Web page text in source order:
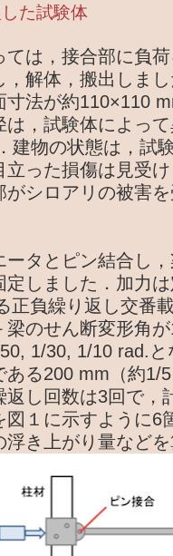
た試験体
は，接合部に負
解体，搬出しま
寸法が約110×110
は，試験体によっ
建物の状態は，試
立った損傷は見受
がシロアリの被害
タとピン結合し
定しました．加力
正負繰り返し交番
梁のせん断変形角
1/30, 1/10 rad.
ある200 mm（約1/
返し回数は3回で，
図１に示すように6
き上がり量など